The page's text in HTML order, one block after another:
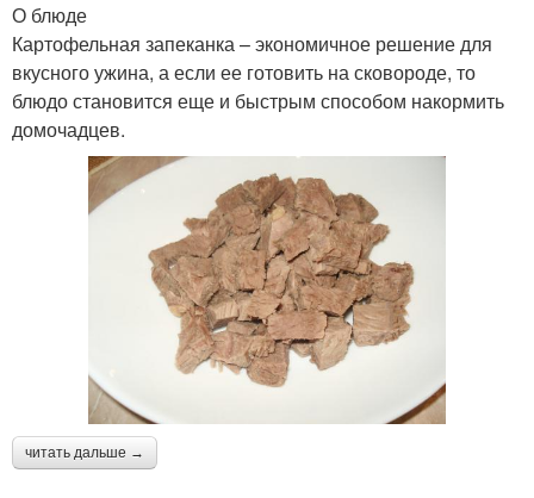
О блюде
Картофельная запеканка – экономичное решение для
вкусного ужина, а если ее готовить на сковороде, то
блюдо становится еще и быстрым способом накормить
домочадцев.
читать дальше →